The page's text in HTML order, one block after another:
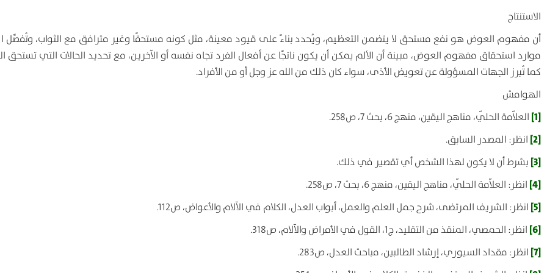
الاستنتاج
أن مفهوم العوض هو نفع مستحق لا يتضمن التعظيم، ويُحدد بناءً على قيود معينة، مثل كونه مستحقًا وغير مترافق مع الثواب، وتُفصِّل
موارد استحقاق مفهوم العوض، مبينة أن الألم يمكن أن يكون ناتجًا عن أفعال الفرد تجاه نفسه أو الآخرين، مع تحديد الحالات التي تستحق
كما تُبرز الجهات المسؤولة عن تعويض الأذى، سواء كان ذلك من الله عز وجل أو من الأفراد.
الهوامش
[1] العلاّمة الحلّي، مناهج اليقين، منهج 6، بحث 7، ص258.
[2] انظر: المصدر السابق.
[3] بشرط أن لا يكون لهذا الشخص أي تقصير في ذلك.
[4] انظر: العلاّمة الحلّي، مناهج اليقين، منهج 6، بحث 7، ص258.
[5] انظر: الشريف المرتضى، شرح جمل العلم والعمل، أبواب العدل، الكلام في الآلام والأعواض، ص112.
[6] انظر: الحمصي، المنقذ من التقليد، ج1، القول في الأمراض والآلام، ص318.
[7] انظر: مقداد السيوري، إرشاد الطالبين، مباحث العدل، ص283.